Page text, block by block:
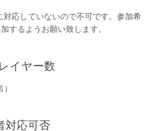
対応していないので不可です。参加希
するようお願い致します。
イヤー数
対応可否